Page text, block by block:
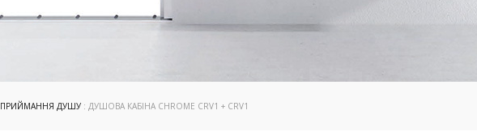
ПРИЙМАННЯ ДУШУ : ДУШОВА КАБІНА CHROME CRV1 + CRV1